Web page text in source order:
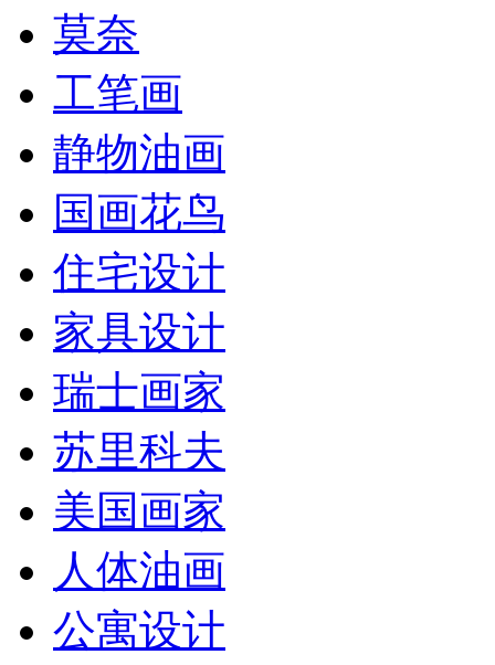
莫奈
工笔画
静物油画
国画花鸟
住宅设计
家具设计
瑞士画家
苏里科夫
美国画家
人体油画
公寓设计